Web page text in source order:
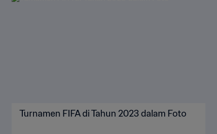
Turnamen FIFA di Tahun 2023 dalam Foto